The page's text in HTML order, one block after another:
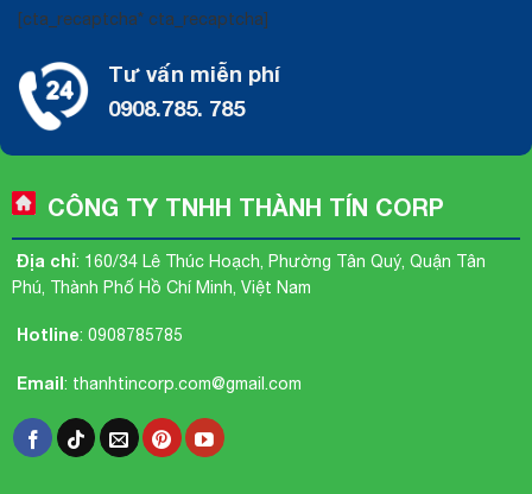
[cta_recaptcha* cta_recaptcha]
Tư vấn miễn phí
0908.785. 785
CÔNG TY TNHH THÀNH TÍN CORP
Địa chỉ: 160/34 Lê Thúc Hoạch, Phường Tân Quý, Quận Tân
Phú, Thành Phố Hồ Chí Minh, Việt Nam
Hotline: 0908785785
Email: thanhtincorp.com@gmail.com